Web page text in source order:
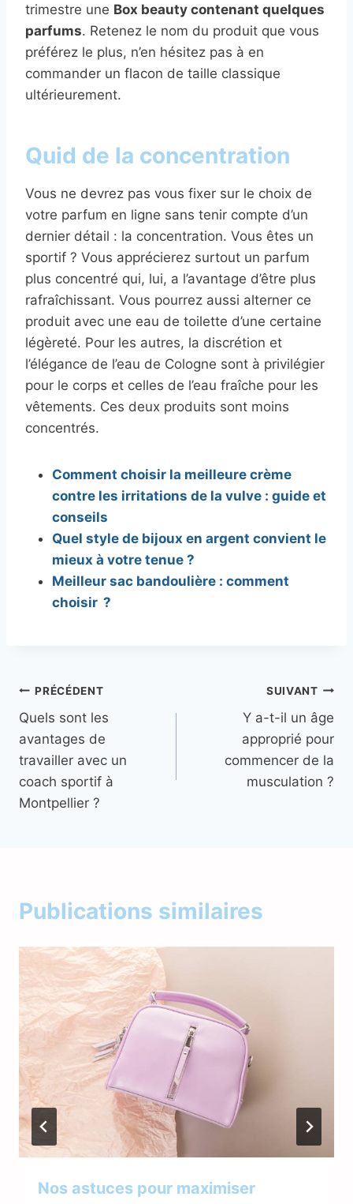
trimestre une Box beauty contenant quelques
parfums. Retenez le nom du produit que vous
préférez le plus, n’en hésitez pas à en
commander un flacon de taille classique
ultérieurement.
Quid de la concentration
Vous ne devrez pas vous fixer sur le choix de
votre parfum en ligne sans tenir compte d’un
dernier détail : la concentration. Vous êtes un
sportif ? Vous apprécierez surtout un parfum
plus concentré qui, lui, a l’avantage d’être plus
rafraîchissant. Vous pourrez aussi alterner ce
produit avec une eau de toilette d’une certaine
légèreté. Pour les autres, la discrétion et
l’élégance de l’eau de Cologne sont à privilégier
pour le corps et celles de l’eau fraîche pour les
vêtements. Ces deux produits sont moins
concentrés.
Comment choisir la meilleure crème
contre les irritations de la vulve : guide et
conseils
Quel style de bijoux en argent convient le
mieux à votre tenue ?
Meilleur sac bandoulière : comment
choisir ?
Navigation
de
l’article
PRÉCÉDENT
Quels sont les
avantages de
travailler avec un
coach sportif à
Montpellier ?
SUIVANT
Y a-t-il un âge
approprié pour
commencer de la
musculation ?
Publications similaires
Nos astuces pour maximiser